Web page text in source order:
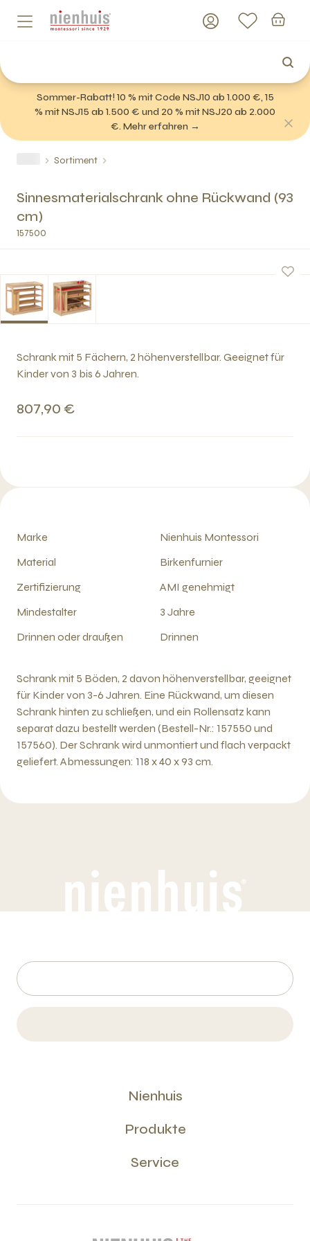
Sommer-Rabatt! 10 % mit Code NSJ10 ab 1.000 €, 15
% mit NSJ15 ab 1.500 € und 20 % mit NSJ20 ab 2.000
€. Mehr erfahren →
Sortiment
Sinnesmaterialschrank ohne Rückwand (93
cm)
157500
Schrank mit 5 Fächern, 2 höhenverstellbar. Geeignet für
Kinder von 3 bis 6 Jahren.
807,90 €
Marke
Nienhuis Montessori
Material
Birkenfurnier
Zertifizierung
AMI genehmigt
Mindestalter
3 Jahre
Drinnen oder draußen
Drinnen
Schrank mit 5 Böden, 2 davon höhenverstellbar, geeignet
für Kinder von 3-6 Jahren. Eine Rückwand, um diesen
Schrank hinten zu schließen, und ein Rollensatz kann
separat dazu bestellt werden (Bestell-Nr.: 157550 und
157560). Der Schrank wird unmontiert und flach verpackt
geliefert. Abmessungen: 118 x 40 x 93 cm.
Nienhuis
Produkte
Service